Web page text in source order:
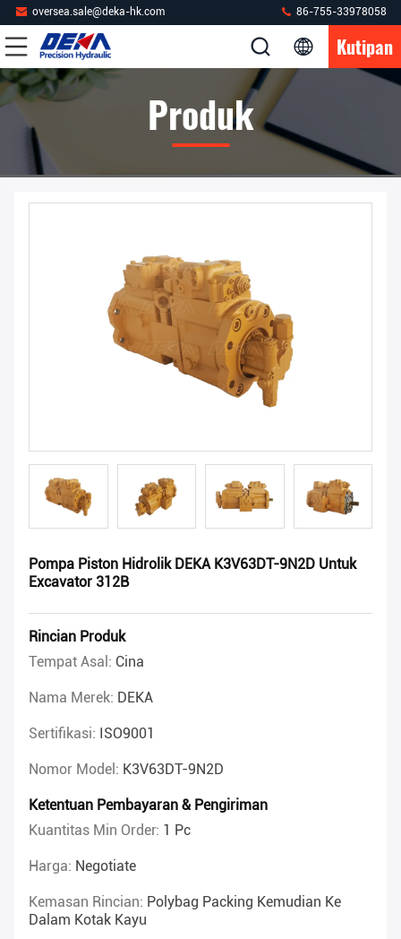
oversea.sale@deka-hk.com 86-755-33978058
Kutipan
Produk
Pompa Piston Hidrolik DEKA K3V63DT-9N2D Untuk
Excavator 312B
Rincian Produk
Tempat Asal: Cina
Nama Merek: DEKA
Sertifikasi: ISO9001
Nomor Model: K3V63DT-9N2D
Ketentuan Pembayaran & Pengiriman
Kuantitas Min Order: 1 Pc
Harga: Negotiate
Kemasan Rincian: Polybag Packing Kemudian Ke
Dalam Kotak Kayu